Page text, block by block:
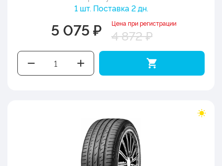
1 шт. Поставка 2 дн.
5 075 ₽ Цена при регистрации
4 872 ₽